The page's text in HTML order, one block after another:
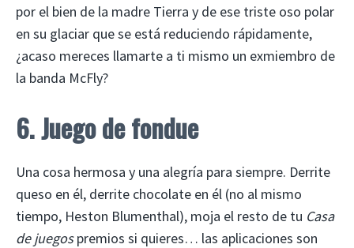
por el bien de la madre Tierra y de ese triste oso polar
en su glaciar que se está reduciendo rápidamente,
¿acaso mereces llamarte a ti mismo un exmiembro de
la banda McFly?
6. Juego de fondue
Una cosa hermosa y una alegría para siempre. Derrite
queso en él, derrite chocolate en él (no al mismo
tiempo, Heston Blumenthal), moja el resto de tu Casa
de juegospremios si quieres… las aplicaciones son